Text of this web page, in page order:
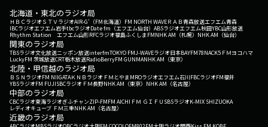
北海道・東北のラジオ局
ＨＢＣラジオＳＴＶラジオAIR-G'（FM北海道） FM NORTH WAVEＲＡＢ青森放送エフエム青森
IBCラジオエフエム岩手tbcラジオDate fm（エフエム仙台） ABSラジオエフエム秋田YBC山形放送
Rhythm Station エフエム山形RFCラジオ福島ふくしまFMNHK AM（札幌） NHK AM（仙台）
関東のラジオ局
TBSラジオ文化放送ニッポン放送interfmTOKYO FMJ-WAVEラジオ日本BAYFM78NACK5 ＦＭヨコハマ
LuckyFM 茨城放送CRT栃木放送RadioBerryFM GUNMANHK AM（東京）
北陸・甲信越のラジオ局
ＢＳＮラジオFM NIIGATAＫＮＢラジオ ＦＭとやまMROラジオエフエム石川FBCラジオFM福井
YBSラジオFM FUJISBCラジオ ＦＭ長野NHK AM（東京） NHK AM（名古屋）
中部のラジオ局
CBCラジオ東海ラジオぎふチャンZIP-FMFM AICHI ＦＭ ＧＩＦＵ SBSラジオK-MIX SHIZUOKA
レディオキューブ ＦＭ三重NHK AM（名古屋）
近畿のラジオ局